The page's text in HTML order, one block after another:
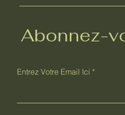
Abonnez-
Entrez Votre Email Ici